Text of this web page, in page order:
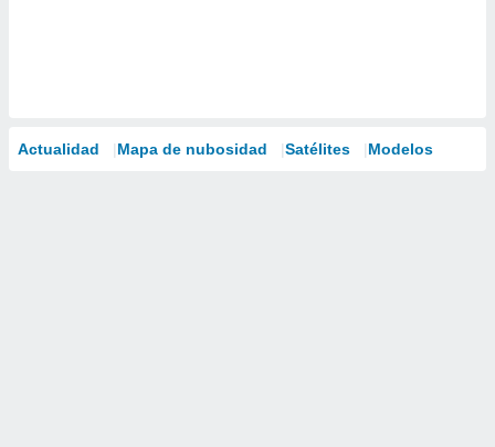
Actualidad Mapa de nubosidad Satélites Modelos